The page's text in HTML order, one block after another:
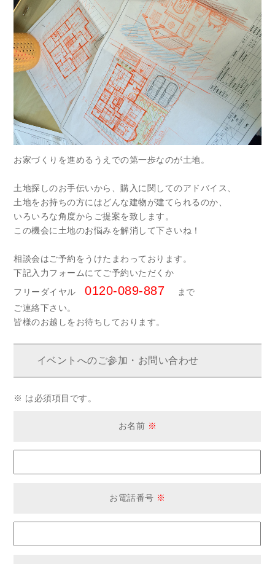
お家づくりを進めるうえでの第一歩なのが土地。
土地探しのお手伝いから、購入に関してのアドバイス、
土地をお持ちの方にはどんな建物が建てられるのか、
いろいろな角度からご提案を致します。
この機会に土地のお悩みを解消して下さいね！
相談会はご予約をうけたまわっております。
下記入力フォームにてご予約いただくか
フリーダイヤル0120-089-887
まで
ご連絡下さい。
皆様のお越しをお待ちしております。
イベントへのご参加・お問い合わせ
※ は必須項目です。
お名前 ※
お電話番号 ※